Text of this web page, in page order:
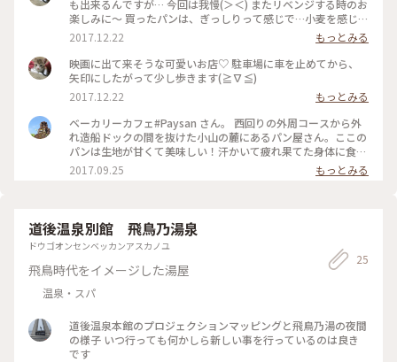
も出来るんですが… 今回は我慢(＞＜) またリベンジする時のお
楽しみに～ 買ったパンは、ぎっしりって感じで…小麦を感じれ
ました～♡ ネットで拝見した時は、シュトーレンは完売にな
ってましたが… カットのシュトーレンは販売しててラッキー
(*^^)v 今度は、暖かくなった時に来たいな～♡♡♡
2017.12.22
もっとみる
映画に出て来そうな可愛いお店♡ 駐車場に車を止めてから、
矢印にしたがって少し歩きます(≧∇≦)
2017.12.22
もっとみる
ベーカリーカフェ#Paysan さん。 西回りの外周コースから外
れ造船ドックの間を抜けた小山の麓にあるパン屋さん。ここの
パンは生地が甘くて美味しい！汗かいて疲れ果てた身体に食欲
も進み、夜ご飯のためにと買ったパンをぺろりと食べてしまっ
たくらい！🙈🥐 中のカフェもおしゃれで落ち着ける雰囲気。
頂きいざ、来島大橋へ。 #しまなみ海道 #大島 #paysan #パン
#ベーカリー #カフェ #ひとり旅 #一眼レフ #まな旅 #自由な旅
#女子ひとり旅
2017.09.25 もっとみる
道後温泉別館 飛鳥乃湯泉
ドウゴオンセンベッカンアスカノユ
飛鳥時代をイメージした湯屋
温泉・スパ
25
道後温泉本館のプロジェクションマッピングと飛鳥乃湯の夜間
の様子 いつ行っても何かしら新しい事を行っているのは良き
です